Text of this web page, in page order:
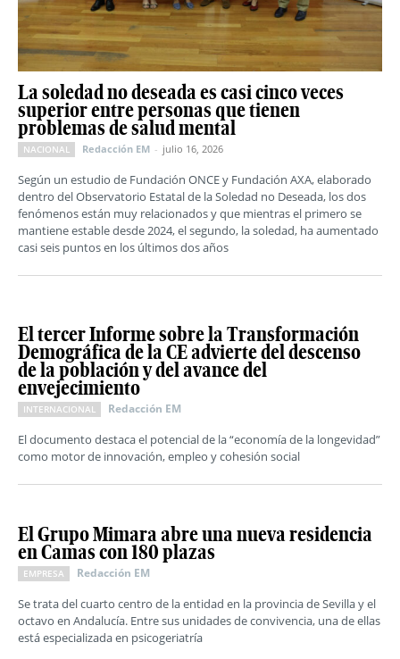
La soledad no deseada es casi cinco veces
superior entre personas que tienen
problemas de salud mental
NACIONAL Redacción EM - julio 16, 2026
Según un estudio de Fundación ONCE y Fundación AXA, elaborado
dentro del Observatorio Estatal de la Soledad no Deseada, los dos
fenómenos están muy relacionados y que mientras el primero se
mantiene estable desde 2024, el segundo, la soledad, ha aumentado
casi seis puntos en los últimos dos años
El tercer Informe sobre la Transformación
Demográfica de la CE advierte del descenso
de la población y del avance del
envejecimiento
INTERNACIONAL Redacción EM
El documento destaca el potencial de la “economía de la longevidad”
como motor de innovación, empleo y cohesión social
El Grupo Mimara abre una nueva residencia
en Camas con 180 plazas
EMPRESA Redacción EM
Se trata del cuarto centro de la entidad en la provincia de Sevilla y el
octavo en Andalucía. Entre sus unidades de convivencia, una de ellas
está especializada en psicogeriatría